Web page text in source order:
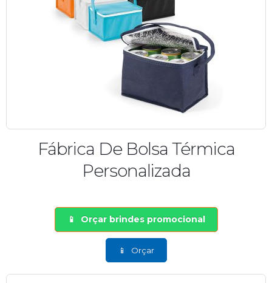
Fábrica De Bolsa Térmica
Personalizada
Orçar brindes promocional
Orçar